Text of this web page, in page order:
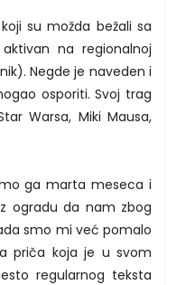
su možda bežali sa
na regionalnoj
Negde je naveden i
osporiti. Svoj trag
Warsa, Miki Mausa,
ga marta meseca i
ogradu da nam zbog
smo mi već pomalo
priča koja je u svom
regularnog teksta